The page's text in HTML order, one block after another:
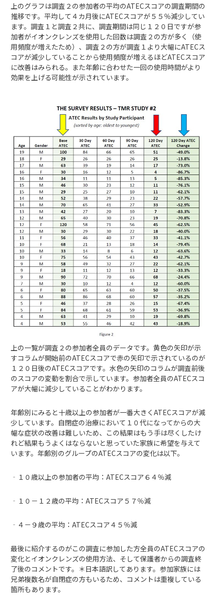
上のグラフは調査２の参加者の平均のATECスコアの調査期間の
推移です。平均して４カ月後にATECスコアが５５％減少してい
ます。調査１と調査２共に、調査期間は同じ１２０日ですが参
加者がイオンクレンズを使用した回数は調査２の方が多く（使
用頻度が増えたため）、調査２の方が調査１より大幅にATECス
コアが減少していることから使用頻度が増えるほどATECスコア
に改善はみられる。また年齢に合わせた一回の使用時間がより
効果を上げる可能性が示されています。
上の一覧が調査２の参加者全員のデータです。黄色の矢印が示
すコラムが開始前のATECスコアで赤の矢印で示されているのが
１２０日後のATECスコアです。水色の矢印のコラムが調査前後
のスコアの変動を割合で示しています。参加者全員のATECスコ
アが大幅に減少していることがわかります。
年齢別にみると十歳以上の参加者が一番大きくATECスコアが減
少しています。自閉症の治療において１０代になってからの大
幅な症状の改善は難しいため、この結果はもう手は尽くしたけ
れど結果もうよくはならないと思っていた家族に希望を与えて
います。年齢別のグループのATECスコアの変化は以下。
‐１０歳以上の参加者の平均：ATECスコア６４％減
‐１０－１２歳の平均：ATECスコア５７％減
‐４－９歳の平均：ATECスコア４５％減
最後に紹介するのがこの調査に参加した方全員のATECスコアの
変化とイオンクレンズの使用方法、そして保護者からの調査終
了後のコメントです。＊日本語訳してあります。参加家族には
兄弟複数名が自閉症の方もいるため、コメントは重複している
箇所もあります。